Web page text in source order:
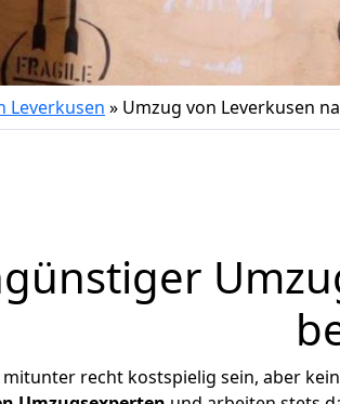
Leverkusen » Umzug von Leverkusen
recht kostspielig sein, aber